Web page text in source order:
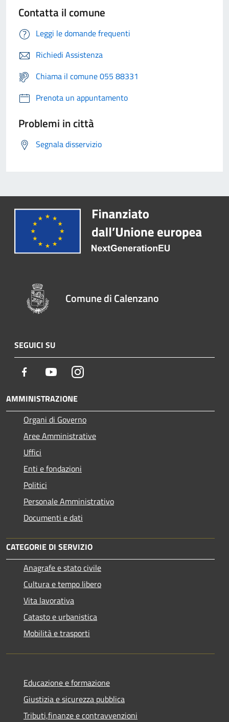
Contatta il comune
Leggi le domande frequenti
Richiedi Assistenza
Chiama il comune 055 88331
Prenota un appuntamento
Problemi in città
Segnala disservizio
Comune di Calenzano
SEGUICI SU
Facebook YoutubeInstagram
AMMINISTRAZIONE
Organi di Governo
Aree Amministrative
Uffici
Enti e fondazioni
Politici
Personale Amministrativo
Documenti e dati
CATEGORIE DI SERVIZIO
Anagrafe e stato civile
Cultura e tempo libero
Vita lavorativa
Catasto e urbanistica
Mobilità e trasporti
Educazione e formazione
Giustizia e sicurezza pubblica
Tributi,finanze e contravvenzioni